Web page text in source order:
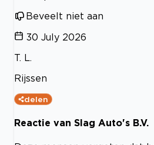
Beveelt niet aan
30 July 2026
T. L.
Rijssen
delen
Reactie van Slag Auto's B.V.